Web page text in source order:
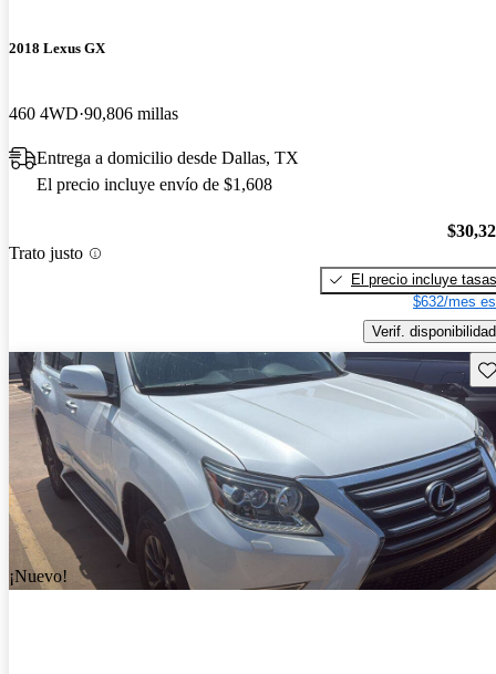
2018 Lexus GX
460 4WD 90,806 millas
Entrega a domicilio desde Dallas, TX
El precio incluye envío de $1,608
Trato justo
El precio incluye tasas
$632/mes
Verif. disponibilidad
¡Nuevo!